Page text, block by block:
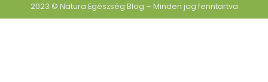
2023 © Natura Egészség Blog – Minden jog fenntartva